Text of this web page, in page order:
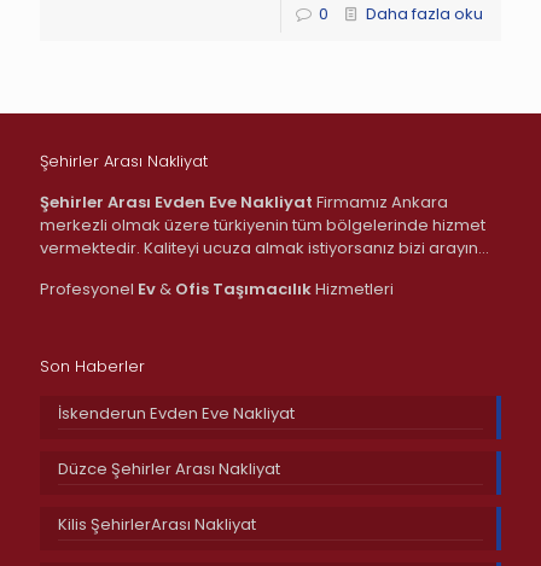
0 Daha fazla oku
Şehirler Arası Nakliyat
Şehirler Arası Evden Eve Nakliyat Firmamız Ankara
merkezli olmak üzere türkiyenin tüm bölgelerinde hizmet
vermektedir. Kaliteyi ucuza almak istiyorsanız bizi arayın…
Profesyonel Ev& Ofis TaşımacılıkHizmetleri
Son Haberler
İskenderun Evden Eve Nakliyat
Düzce Şehirler Arası Nakliyat
Kilis ŞehirlerArası Nakliyat